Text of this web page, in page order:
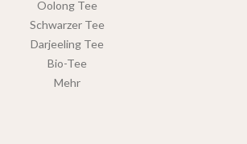
Oolong Tee
Schwarzer Tee
Darjeeling Tee
Bio-Tee
Mehr